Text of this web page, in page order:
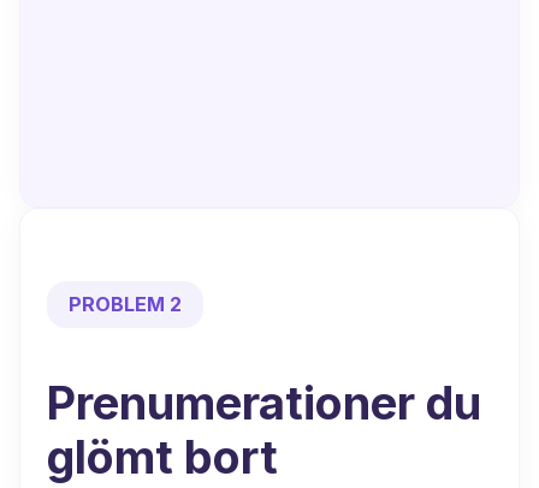
PROBLEM 2
Prenumerationer du
glömt bort